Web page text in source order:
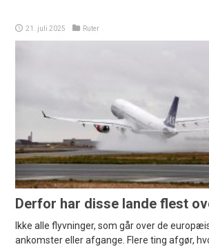
21. juli 2025 Ruter
Derfor har disse lande flest
Ikke alle flyvninger, som går over de
ankomster eller afgange. Flere ting afgør,